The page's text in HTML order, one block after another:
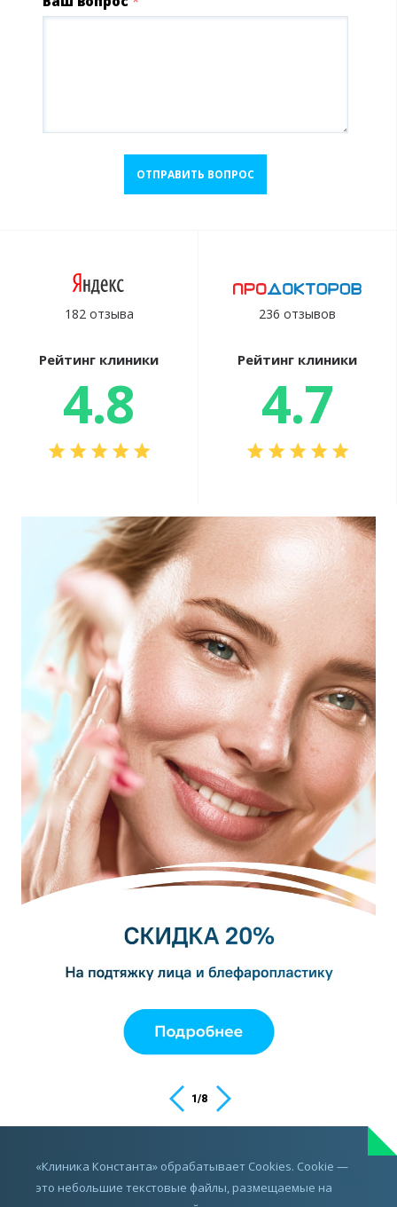
ОТПРАВИТЬ ВОПРОС
182 отзыва
Рейтинг клиники
4.8
236 отзывов
Рейтинг клиники
4.7
1/8
ИМЕЮТСЯ ПРОТИВОПОКАЗАНИЯ,
ПРОКОНСУЛЬТИРУЙТЕСЬ С ВРАЧОМ
«Клиника Константа» обрабатывает Cookies. Cookie —
это небольшие текстовые файлы, размещаемые на